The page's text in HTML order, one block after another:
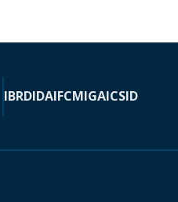
IBRDIDAIFCMIGAICSID